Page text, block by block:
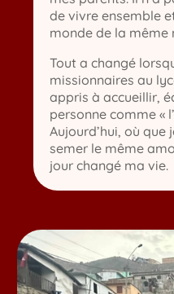
de vivre ensemble
monde de la même
Tout a changé
missionnaires au
appris à accueillir,
personne comme «
Aujourd’hui, où que
semer le même
jour changé ma vie.